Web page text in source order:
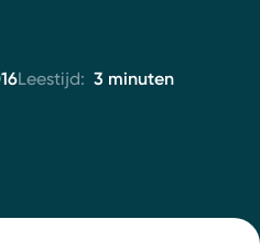
Leestijd: 3 minuten